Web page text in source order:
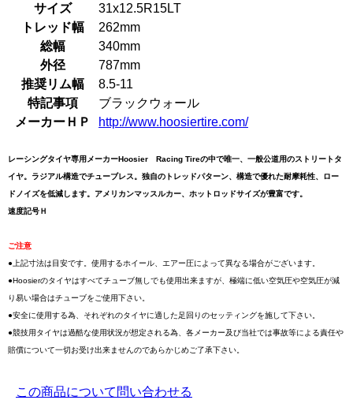
サイズ
31x12.5R15LT
トレッド幅
262mm
総幅
340mm
外径
787mm
推奨リム幅
8.5-11
特記事項
ブラックウォール
メーカーＨＰ
http://www.hoosiertire.com/
レーシングタイヤ専用メーカーHoosier Racing Tireの中で唯一、一般公道用のストリートタ
イヤ。ラジアル構造でチューブレス。独自のトレッドパターン、構造で優れた耐摩耗性、ロー
ドノイズを低減します。アメリカンマッスルカー、ホットロッドサイズが豊富です。
速度記号Ｈ
ご注意
●上記寸法は目安です。使用するホイール、エアー圧によって異なる場合がございます。
●Hoosierのタイヤはすべてチューブ無しでも使用出来ますが、極端に低い空気圧や空気圧が減
り易い場合はチューブをご使用下さい。
●安全に使用する為、それぞれのタイヤに適した足回りのセッティングを施して下さい。
●競技用タイヤは過酷な使用状況が想定される為、各メーカー及び当社では事故等による責任や
賠償について一切お受け出来ませんのであらかじめご了承下さい。
この商品について問い合わせる